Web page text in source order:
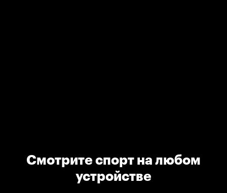
Смотрите спорт на любом
устройстве